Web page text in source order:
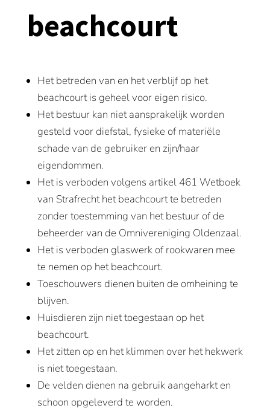
beachcourt
Het betreden van en het verblijf op het
beachcourt is geheel voor eigen risico.
Het bestuur kan niet aansprakelijk worden
gesteld voor diefstal, fysieke of materiële
schade van de gebruiker en zijn/haar
eigendommen.
Het is verboden volgens artikel 461 Wetboek
van Strafrecht het beachcourt te betreden
zonder toestemming van het bestuur of de
beheerder van de Omnivereniging Oldenzaal.
Het is verboden glaswerk of rookwaren mee
te nemen op het beachcourt.
Toeschouwers dienen buiten de omheining te
blijven.
Huisdieren zijn niet toegestaan op het
beachcourt.
Het zitten op en het klimmen over het hekwerk
is niet toegestaan.
De velden dienen na gebruik aangeharkt en
schoon opgeleverd te worden.